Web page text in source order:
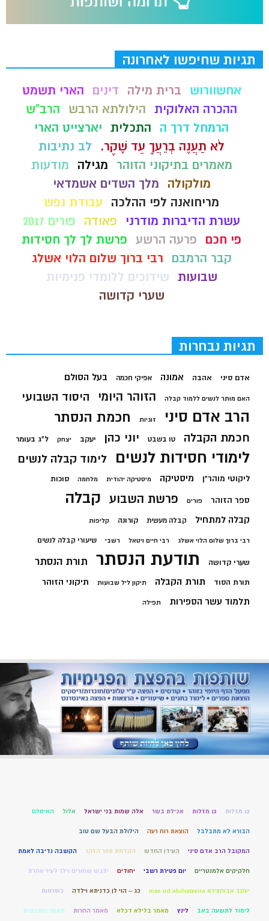
תגיות שחיפשו לאחרונה
אחשוורוש ברית מילה דינים
הארי תשמט
ההכרה האלוקית הילולתא הרבש
הרב"ש
הרמחל דרך ה
התכלית יארצייט הארי
לֹא תַעֲנֶה בְרֵעֲךָ עֵד שָׁקֶר.
לב נתיבות
מאמרים בתיקוני הזוהר
מגילה
מודעות
מולקולה
מלך השדים אשמדאי
מריחואנה לפי ההלכה
עבודת נפש
עשרת הדיברות מודרני
פאודה
פורים 2017
פי חכם
פרעה הרשע פרשת לך לך חסידות
קבר הרמבם
רבי ברוך שלום הלוי אשלג
שבועות שידוכים ללומדי פנימיות
שערי קדושה
תגיות נבחרות
אדם סיני אהבה אמונה אפיקי חכמה בעל הסולם
האם מותר לנשים ללמוד קבלה הזוהר היומי היסוד השבועי
הרב אדם סיני זוגיות חכמת הנסתר
חכמת הקבלה טו בשבט יוני כהן יעקב יצחק ל"ג בעומר
לימודי חסידות לנשים לימוד קבלה לנשים
ליקוטי מוהר"ן מיסטיקה מיסטיקה יהודית מלחמה סוכות
ספר הזוהר פורים פרשת השבוע קבלה
קבלה למתחיל קבלה מעשית קורונה קליפות
רבי ברוך שלום הלוי אשלג רבי חיים ויטאל רשבי שיעורי קבלה לנשים
שערי קדושה תודעת הנסתר תורת הנסתר
תורת הסוד תורת הקבלה תיקון ליל שבועות תיקוני הזוהר
תלמוד עשר הספירות תפילה
12 מזלות 13 מזלות אכילת בשר אלה שמות בני ישראל אלול האיסלם
הבורא לא מתבלבל הוצאת רוח רעה הילולת הבעל שם טוב
המקובל הרב אדם סיני העידן החדש הקדמת ספר הזהר הקשבה נדיבה לאמת
חלקיקים אלמנטריים יום פטירת רשבי יחודים ילבש שחורים וילך לעיר אחרת
יעקב אבוחצירא mas ud abihatzeira כג – הוי לן כדניתא וילדה כשרונות
לימוד לתשעה באב לינץ מאמר בלילא דכלא מאמר החרות מאמר השבטים